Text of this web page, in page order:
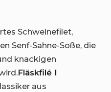
Schweinefilet,
Senf-Sahne-Soße, die
knackigen
Fläskfilé I
aus